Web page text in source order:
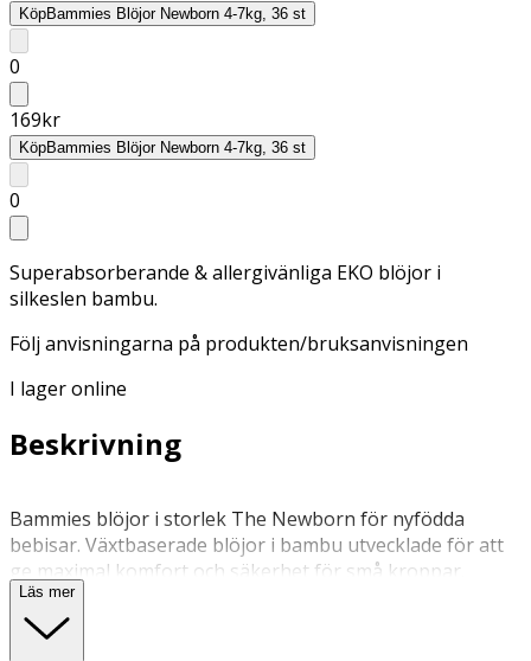
KöpBammies Blöjor Newborn 4-7kg, 36 st
0
169kr
KöpBammies Blöjor Newborn 4-7kg, 36 st
0
Superabsorberande & allergivänliga EKO blöjor i
silkeslen bambu.
Följ anvisningarna på produkten/bruksanvisningen
I lager online
Beskrivning
Bammies blöjor i storlek The Newborn för nyfödda
bebisar. Växtbaserade blöjor i bambu utvecklade för att
ge maximal komfort och säkerhet för små kroppar.
Tillverkade av 100 % hållbara och allergivänliga material.
Den superabsorberande kärnan håller barnet torrt i upp
Läs mer